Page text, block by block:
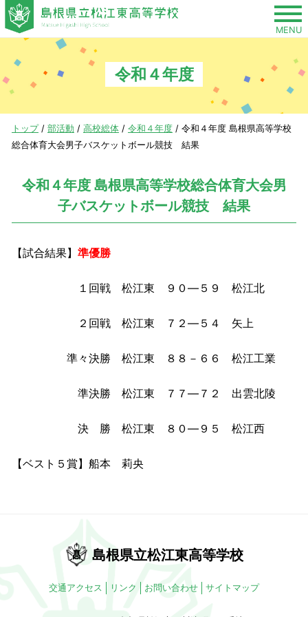
このページの本文へ
MENU
令和４年度
現
在
置：
トップ/ 部活動 / 高校総体 / 令和４年度 / 令和４年度 島根県高等学校
総合体育大会男子バスケットボール競技 結果
令和４年度 島根県高等学校総合体育大会男
子バスケットボール競技 結果
【試合結果】 準優勝
１回戦 松江東 ９０―５９ 松江北
２回戦 松江東 ７２―５４ 矢上
準々決勝 松江東 ８８－６６ 松江工業
準決勝 松江東 ７７―７２ 出雲北陵
決 勝 松江東 ８０―９５ 松江西
【ベスト５賞】船本 莉央
島根県立松江東高等学校
交通アクセス リンク お問い合わせ サイトマップ